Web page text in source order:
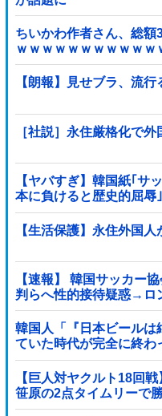
ちいかわ作者さん、総額
ｗｗｗｗｗｗｗｗｗｗｗ
【朗報】見せブラ、流行
［社説］永住厳格化で
【ヤバすぎ】韓国紙｢サ
本に負けると歴史的屈辱｣
【生活保護】永住外国
【速報】 韓国サッカー
判らへ性的接待疑惑→ロ
可能性「審判の国籍は
韓国人「『日本ビールは
ていた時代が完全に終
（ブルブル」＝韓国の反
【巨人対ヤクルト18回
笹原の2点タイムリーで
し！！！！！！！！！！